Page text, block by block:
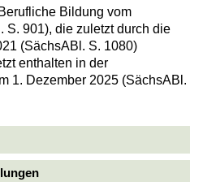
Bildung vom
S. 901), die zuletzt durch die
(SächsABl. S. 1080)
enthalten in der
1. Dezember 2025 (SächsABl.